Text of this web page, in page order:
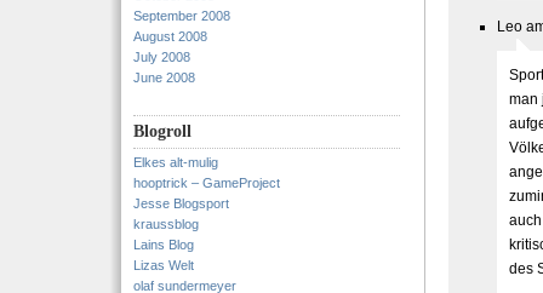
September 2008
August 2008
July 2008
June 2008
Blogroll
Elkes alt-mulig
hooptrick – GameProject
Jesse Blogsport
kraussblog
Lains Blog
Lizas Welt
olaf sundermeyer
Leo
man
des